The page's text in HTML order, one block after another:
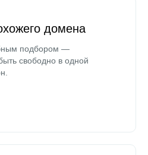
домена
подбором —
свободно в одной